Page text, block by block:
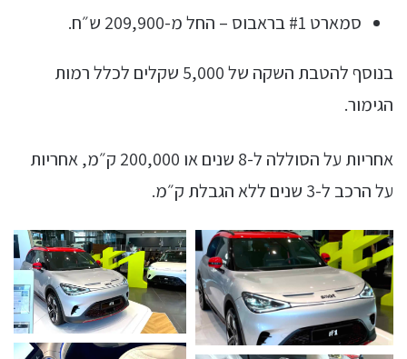
סמארט #1 בראבוס – החל מ-209,900 ש״ח.
בנוסף להטבת השקה של 5,000 שקלים לכלל רמות
הגימור.
אחריות על הסוללה ל-8 שנים או 200,000 ק״מ, אחריות
על הרכב ל-3 שנים ללא הגבלת ק״מ.